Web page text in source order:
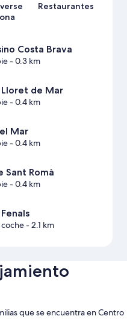
Restaurantes
Costa Brava
- 0.3 km
Lloret de Mar
- 0.4 km
Mar
- 0.4 km
Sant Romà
- 0.4 km
- 2.1 km
que se encuentra en Centro